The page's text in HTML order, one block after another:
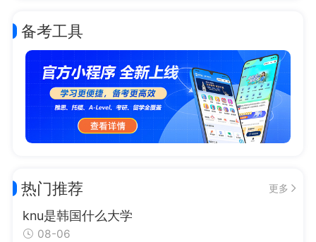
备考工具
热门推荐 更多
knu是韩国什么大学
08-06